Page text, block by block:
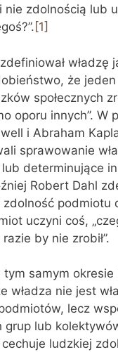
nie zdolnością lub
[1]
władzę
że
społecznych
oporu innych”. W
i Abraham
sprawowanie
determinujące
Robert Dahl
zdolność podmiotu
uczyni coś,
by nie zrobił”.
samym
władza nie jest
lecz
grup lub
cechuje ludzkiej